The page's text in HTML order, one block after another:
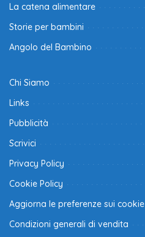
La catena alimentare
Storie per bambini
Angolo del Bambino
Chi Siamo
Links
Pubblicità
Scrivici
Privacy Policy
Cookie Policy
Aggiorna le preferenze sui cookie
Condizioni generali di vendita